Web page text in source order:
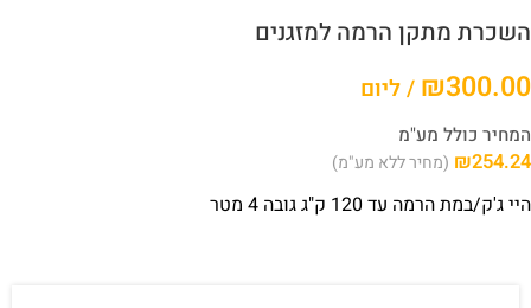
השכרת מתקן הרמה למזגנים
₪300.00 / ליום
המחיר כולל מע"מ
₪254.24 (מחיר ללא מע"מ)
היי ג'ק/במת הרמה עד 120 ק"ג גובה 4 מטר